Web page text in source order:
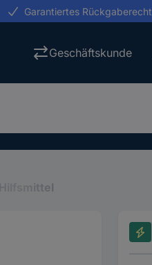
Garantiertes Rückgaberecht
Geschäftskunde